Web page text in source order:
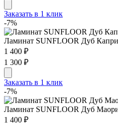
Заказать в 1 клик
-7%
Ламинат SUNFLOOR Дуб
1 400 ₽
1 300 ₽
Заказать в 1 клик
-7%
Ламинат SUNFLOOR Дуб
1 400 ₽